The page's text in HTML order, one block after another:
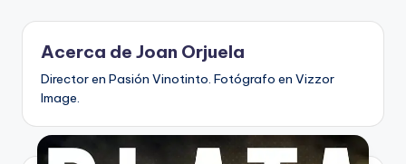
V
n
o
ti
Acerca de Joan Orjuela
Director en Pasión Vinotinto. Fotógrafo en Vizzor
Image.